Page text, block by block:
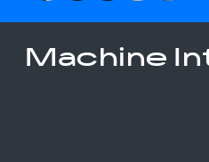
Machine